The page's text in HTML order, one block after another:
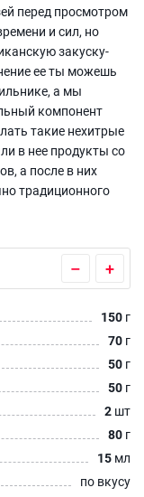
перед просмотром
и сил, но
закуску-
ее ты можешь
а мы
компонент
такие нехитрые
в нее продукты со
а после в них
традиционного
– +
150 г
70 г
50 г
50 г
2 шт
80 г
15 мл
по вкусу